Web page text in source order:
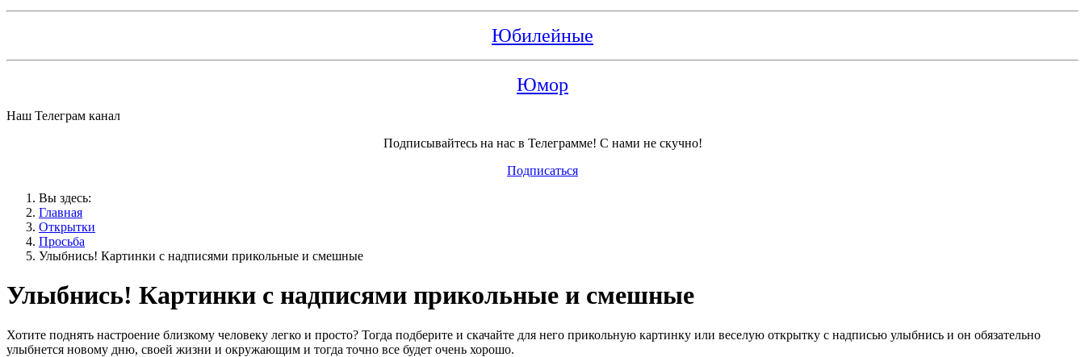
Юбилейные
Юмор
Наш Телеграм канал
Подписывайтесь на нас в Телеграмме! С нами не скучно!
Подписаться
Вы здесь:
Главная
Открытки
Просьба
Улыбнись! Картинки с надписями прикольные и смешные
Улыбнись! Картинки с надписями прикольные и смешные
Хотите поднять настроение близкому человеку легко и просто? Тогда подберите и скачайте для него прикольную картинку или веселую открытку с надписью улыбнись и он обязательно
улыбнется новому дню, своей жизни и окружающим и тогда точно все будет очень хорошо.